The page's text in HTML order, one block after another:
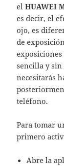
elHUAWEI
es decir, el
ojo, es
de
sencilla y
necesitarás
teléfono.
Para tomar
primero
Abre la